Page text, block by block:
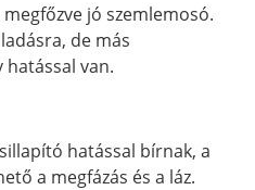
jó szemlemosó.
de más
van.
hatással bírnak, a
a megfázás és a láz.